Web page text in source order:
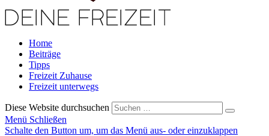
Home
Beiträge
Tipps
Freizeit Zuhause
Freizeit unterwegs
Diese Website durchsuchen
Menü Schließen
Schalte den Button um, um das Menü aus- oder einzuklappen